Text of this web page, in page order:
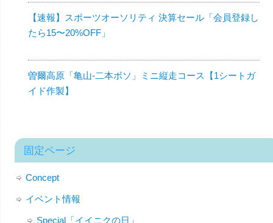
【速報】スポーツオーソリティ 決算セール「会員登録し
たら15〜20%OFF」
曽爾高原「亀山-二本ボソ」ミニ縦走コース【1シートガ
イド作製】
固定ページ
Concept
イベント情報
Special「イイニクの日」